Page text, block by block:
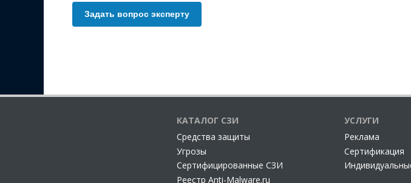
Задать вопрос эксперту
КАТАЛОГ СЗИ
Cредства защиты
Угрозы
Сертифицированные СЗИ
Реестр Anti-Malware.ru
УСЛУГИ
Реклама
Сертификация